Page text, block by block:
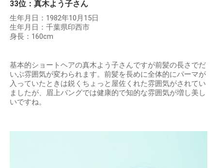
33位：真木よう子さん
生年月日：1982年10月15日
生年月日：千葉県印西市
身長：160cm
基本的ショートヘアの真木よう子さんですが前髪の長さでだ
いぶ雰囲気が変わられます。前髪を長めに全体的にパーマが
入っていたときは鋭くちょっと屋佐くれた雰囲気がされてい
ましたが、眉上バングでは健康的で知的な雰囲気が増し美し
いですね。